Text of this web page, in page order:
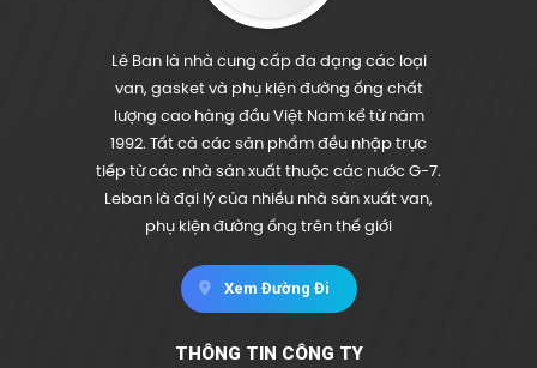
Lê Ban là nhà cung cấp đa dạng các loại
van, gasket và phụ kiện đường ống chất
lượng cao hàng đầu Việt Nam kể từ năm
1992. Tất cả các sản phẩm đều nhập trực
tiếp từ các nhà sản xuất thuộc các nước G-7.
Leban là đại lý của nhiều nhà sản xuất van,
phụ kiện đường ống trên thế giới
Xem Đường Đi
THÔNG TIN CÔNG TY